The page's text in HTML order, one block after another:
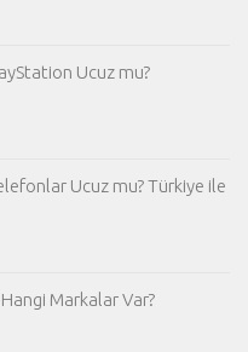
Ucuz mu?
Ucuz mu? Türkiye ile
Markalar Var?